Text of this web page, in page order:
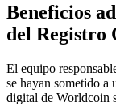
Beneficios
del Registro
El equipo
se hayan sometido a
digital de Worldcoin